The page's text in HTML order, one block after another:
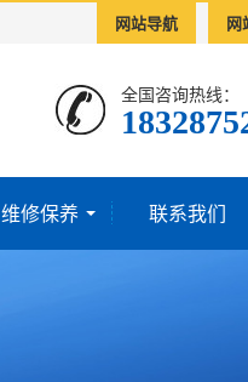
网站导航 网
全国咨询热线：
维修保养 联系我们